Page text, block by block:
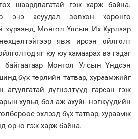
шаардлагатай гэж харж байна.
энэ асуудал зөвхөн хөрөнгө
хүрээнд, Монгол Улсын Их Хурлаар
явж ирсэн ойлголт
яг юу юу хамаарах вэ гэдэг
Монгол Улсын Үндсэн
бүх төрлийн татвар, хураамжийг
агуулгатай дүгнэлтүүд гарсан гэж
хувьд бол аж ахуйн нэгжүүдийн
эхлээд бүх татвар, хураамж
орно гэж харж байна.